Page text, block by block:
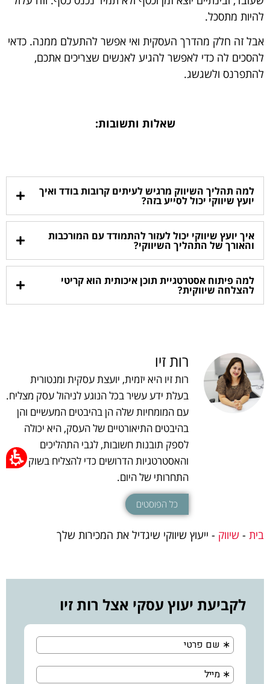
להיות מתסכל.
אבל זה חלק מהדרך העסקית ואי אפשר להתעלם ממנה. כדאי
להסכים לה כדי לאפשר להגיע לאנשים שצריכים אתכם,
להתפרנס ולשגשג.
שאלות ותשובות:
למה תהליך השיווק מרגיש לעיתים קרובות בודד ואיך
יועץ שיווקי יכול לסייע בזה?
איך יועץ שיווקי יכול לעזור להתמודד עם המורכבות
והאורך של התהליך השיווקי?
למה פיתוח אסטרטגיית תוכן איכותית הוא קריטי
להצלחה שיווקית?
רות זיו
רות זיו היא יזמית, יועצת עסקית ומנטורית
בעלת ידע עשיר בכל הנוגע לניהול עסק מצליח.
עם המומחיות שלה הן בהיבטים המעשיים והן
בהיבטים התיאורטיים של העסק, היא יכולה
לספק תובנות חשובות, לגבי התהליכים
והאסטרטגיות הדרושים כדי להצליח בשוק
התחרותי של היום.
כל הפוסטים
בית - שיווק - ייעוץ שיווקי שיגדיל את המכירות שלך
לקביעת יעוץ עסקי אצל רות זיו